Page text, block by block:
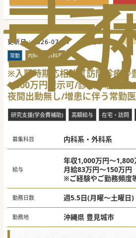
索
による安定した職場環境が整備されて
■2017年に建て替えられた比較的新
様及びスタッフ双方にとって快適
■長くご勤務を頂いているスタッフも
良好で働きやすい環境が特徴的です。
【具体的な業務内容】
■訪問診療の立ち上げという事もあり
に訪問をいただく予定です。
■ご専門や対応可能な手技に応じて訪
込みです。広く診療が可能な方は大歓
■診療のご経験はもちろんですが、
の関係性を良好に、一人ひとりにし
更新日 :2026-07-24 医師求人ID :
常勤 内科系・外科系
※入職時期応相談【訪問診療＠
1,800万円提示可/診療体制充実
夜間出動無し/増患に伴う常勤医
研究支援(学会費補助) 高額給与 在宅・訪問
募集科目 内科系・外科系
給与
年収1,000万円～1,800
月給83万円～150万円
※ご経験やご勤務頻度
勤務日数 週5.5日(月曜～土曜日)
勤務地 沖縄県 豊見城市